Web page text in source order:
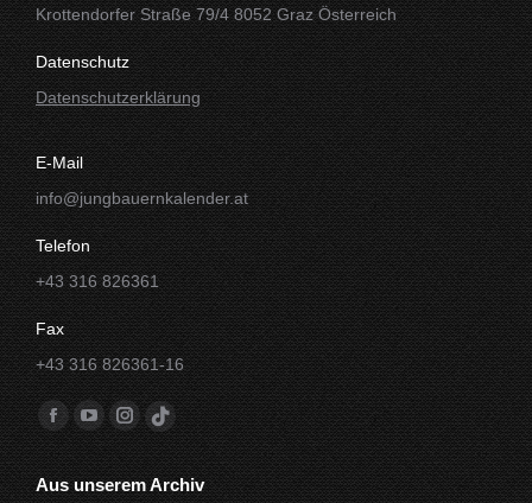
Krottendorfer Straße 79/4 8052 Graz Österreich
Datenschutz
Datenschutzerklärung
E-Mail
info@jungbauernkalender.at
Telefon
+43 316 826361
Fax
+43 316 826361-16
Finde uns auf:
Facebook
Seite
wird
YouTube
Seite
wird
Instagram
Seite
wird
TikTok
Seite
wird
Aus unserem Archiv